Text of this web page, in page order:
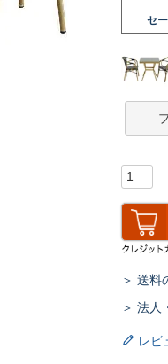
セ
＞ 送料
＞ 法人
レビ